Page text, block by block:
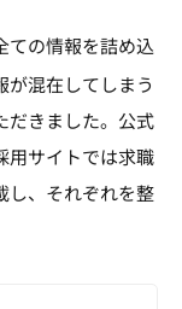
ての情報を詰め込
が混在してしまう
だきました。公式
用サイトでは求職
し、それぞれを整